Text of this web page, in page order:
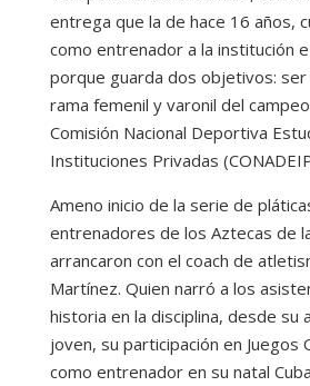
entrega que la de hace 16 años,
como entrenador a la institución
porque guarda dos objetivos: ser
rama femenil y varonil del
Comisión Nacional Deportiva
Instituciones Privadas
Ameno inicio de la serie de
entrenadores de los Aztecas de
arrancaron con el coach de
Martínez. Quien narró a los
historia en la disciplina, desde su
joven, su participación en Juegos
como entrenador en su natal